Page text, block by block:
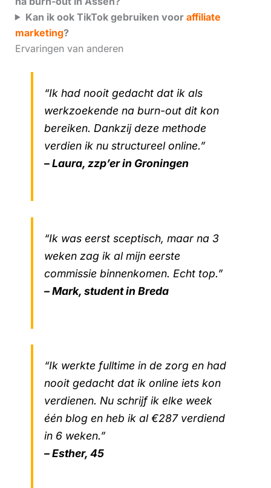
Kan ik ook TikTok gebruiken voor affiliate
marketing?
Ervaringen van anderen
“Ik had nooit gedacht dat ik als
werkzoekende na burn-out dit kon
bereiken. Dankzij deze methode
verdien ik nu structureel online.”
– Laura, zzp’er in Groningen
“Ik was eerst sceptisch, maar na 3
weken zag ik al mijn eerste
commissie binnenkomen. Echt top.”
– Mark, student in Breda
“Ik werkte fulltime in de zorg en had
nooit gedacht dat ik online iets kon
verdienen. Nu schrijf ik elke week
één blog en heb ik al €287 verdiend
in 6 weken.”
– Esther, 45